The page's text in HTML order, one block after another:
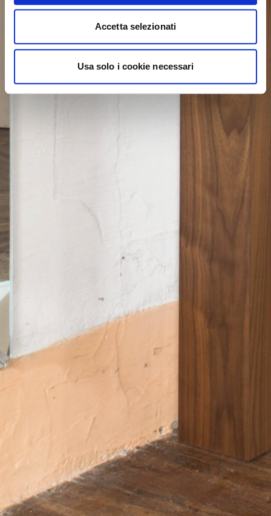
Accetta selezionati
Usa solo i cookie necessari